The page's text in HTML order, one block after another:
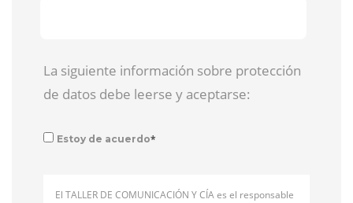
La siguiente información sobre protección
de datos debe leerse y aceptarse:
Estoy de acuerdo*
El TALLER DE COMUNICACIÓN Y CÍA es el responsable